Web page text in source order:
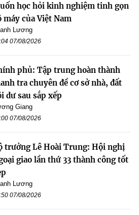
học hỏi kinh nghiệm tinh gọn
máy của Việt Nam
Lương
07/08/2026
phủ: Tập trung hoàn thành
tra chuyên đề cơ sở nhà, đất
dư sau sắp xếp
Giang
07/08/2026
trưởng Lê Hoài Trung: Hội nghị
giao lần thứ 33 thành công tốt
Lương
07/08/2026